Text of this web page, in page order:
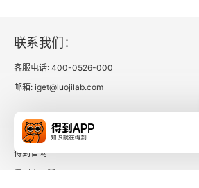
《儒藏》工程的意义、构想及进展
关于编纂《儒藏》的意义和几点意见
一
二
联系我们：
客服电话: 400-0526-000
邮箱: iget@luojilab.com
相关链接：
得到官网